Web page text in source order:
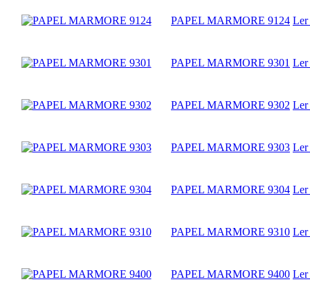
PAPEL MARMORE 9124 Ler
PAPEL MARMORE 9301 Ler
PAPEL MARMORE 9302 Ler
PAPEL MARMORE 9303 Ler
PAPEL MARMORE 9304 Ler
PAPEL MARMORE 9310 Ler
PAPEL MARMORE 9400 Ler